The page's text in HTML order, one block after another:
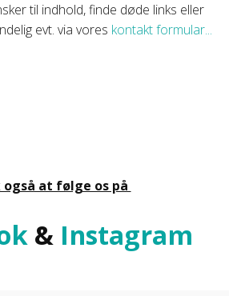
til indhold, finde døde links eller
evt. via vores kontakt formular...
også at følge os på
& Instagram